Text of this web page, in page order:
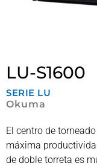
LU-S1600
SERIE LU
Okuma
El centro de
máxima
de doble torreta es